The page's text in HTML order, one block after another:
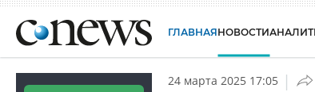
ГЛАВНАЯНОВОСТИ
24 марта 2025 17:05 |